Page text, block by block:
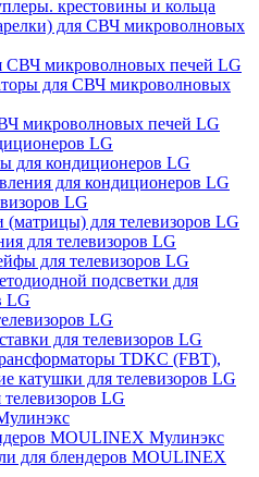
крестовины и кольца
для СВЧ микроволновых
СВЧ микроволновых печей LG
для СВЧ микроволновых
микроволновых печей LG
LG
для кондиционеров LG
для кондиционеров LG
LG
(матрицы) для телевизоров LG
для телевизоров LG
для телевизоров LG
подсветки для
LG
LG
для телевизоров LG
TDKC (FBT),
катушки для телевизоров LG
LG
MOULINEX Мулинэкс
для блендеров MOULINEX